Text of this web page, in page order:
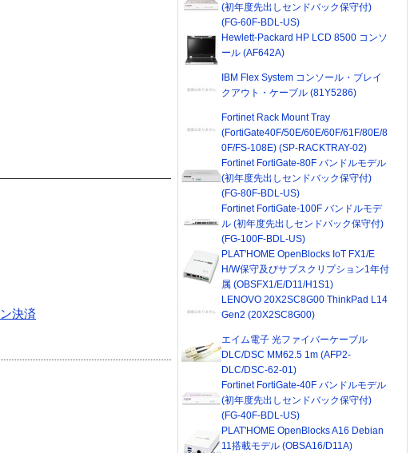
決済
(初年度先出しセンドバック保守付)
(FG-60F-BDL-US)
Hewlett-Packard HP LCD 8500 コンソ
ール (AF642A)
IBM Flex System コンソール・ブレイ
クアウト・ケーブル (81Y5286)
Fortinet Rack Mount Tray
(FortiGate40F/50E/60E/60F/61F/80E/8
0F/FS-108E) (SP-RACKTRAY-02)
Fortinet FortiGate-80F バンドルモデル
(初年度先出しセンドバック保守付)
(FG-80F-BDL-US)
Fortinet FortiGate-100F バンドルモデ
ル (初年度先出しセンドバック保守付)
(FG-100F-BDL-US)
PLAT'HOME OpenBlocks IoT FX1/E
H/W保守及びサブスクリプション1年付
属 (OBSFX1/E/D11/H1S1)
LENOVO 20X2SC8G00 ThinkPad L14
Gen2 (20X2SC8G00)
エイム電子 光ファイバーケーブル
DLC/DSC MM62.5 1m (AFP2-
DLC/DSC-62-01)
Fortinet FortiGate-40F バンドルモデル
(初年度先出しセンドバック保守付)
(FG-40F-BDL-US)
PLAT'HOME OpenBlocks A16 Debian
11搭載モデル (OBSA16/D11A)